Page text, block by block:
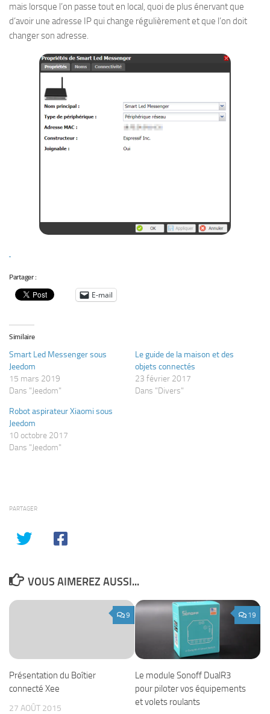
mais lorsque l’on passe tout en local, quoi de plus énervant que
d’avoir une adresse IP qui change régulièrement et que l’on doit
changer son adresse.
Partager :
E-mail
Similaire
Smart Led Messenger sous
Jeedom
15 mars 2019
Dans "Jeedom"
Le guide de la maison et des
objets connectés
23 février 2017
Dans "Divers"
Robot aspirateur Xiaomi sous
Jeedom
10 octobre 2017
Dans "Jeedom"
PARTAGER
VOUS AIMEREZ AUSSI...
9
Présentation du Boîtier
connecté Xee
27 AOÛT 2015
19
Le module Sonoff DualR3
pour piloter vos équipements
et volets roulants